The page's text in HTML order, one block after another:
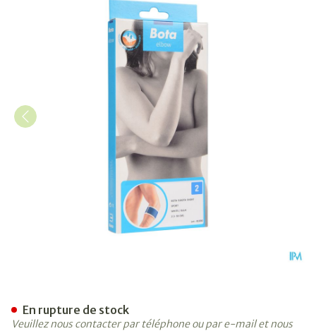
En rupture de stock
Veuillez nous contacter par téléphone ou par e-mail et nous